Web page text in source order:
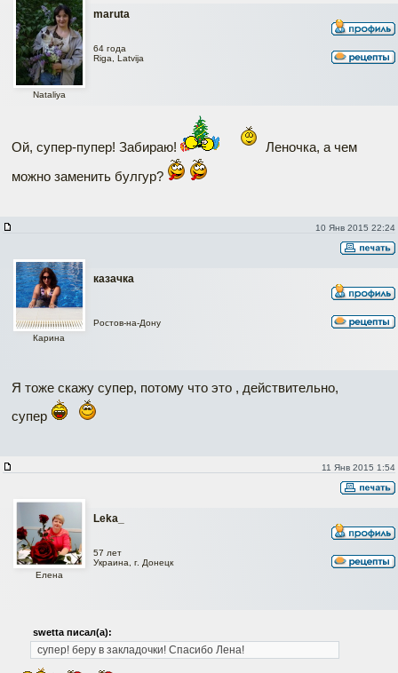
maruta
Nataliya
64 года
Riga, Latvija
Ой, супер-пупер! Забираю!
Леночка, а чем
можно заменить булгур?
10 Янв 2015 22:24
казачка
Карина
Ростов-на-Дону
Я тоже скажу супер, потому что это , действительно,
супер
11 Янв 2015 1:54
Leka_
Елена
57 лет
Украина, г. Донецк
swetta писал(а):
супер! беру в закладочки! Спасибо Лена!